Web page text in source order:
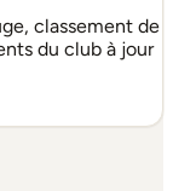
classement de
du club à jour